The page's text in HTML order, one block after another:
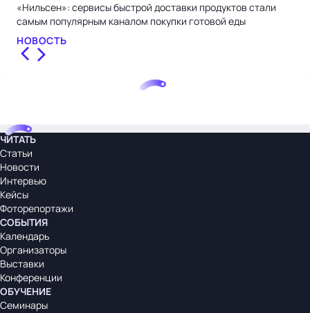
«Нильсен»: сервисы быстрой доставки продуктов стали
самым популярным каналом покупки готовой еды
НОВОСТЬ
ЧИТАТЬ
Статьи
Новости
Интервью
Кейсы
Фоторепортажи
СОБЫТИЯ
Календарь
Организаторы
Выставки
Конференции
ОБУЧЕНИЕ
Семинары